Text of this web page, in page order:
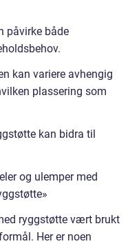
påvirke både
kan variere avhengig
plassering som
kan bidra til
og ulemper med
ryggstøtte vært brukt
Her er noen